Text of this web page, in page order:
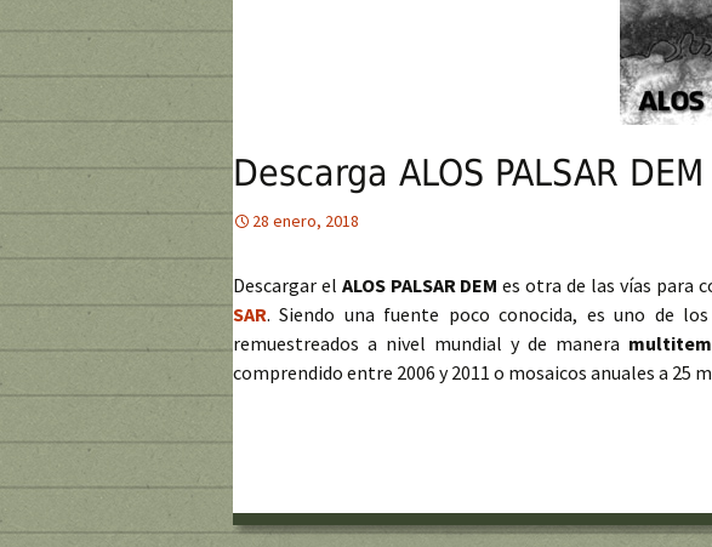
Descarga ALOS PALSAR
28 enero, 2018
Descargar el ALOS PALSAR DEM es otra de las vías para
SAR. Siendo una fuente poco conocida, es uno de
remuestreados a nivel mundial y de manera
comprendido entre 2006 y 2011 o mosaicos anuales a 25